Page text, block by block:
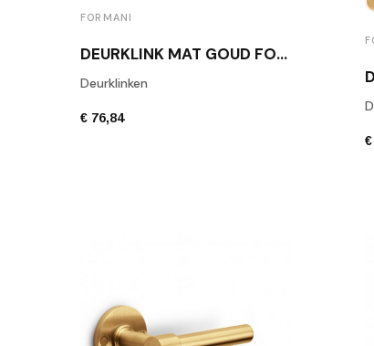
FORMANI
DEURKLINK MAT GOUD FORMANI LB2-19 IM
Deurklinken
€ 76,84